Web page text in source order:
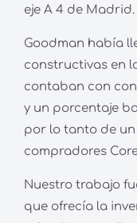
eje A 4 de Madrid.
Goodman había
constructivas en
contaban con
y un porcentaje
por lo tanto de
compradores
Nuestro trabajo
que ofrecía la